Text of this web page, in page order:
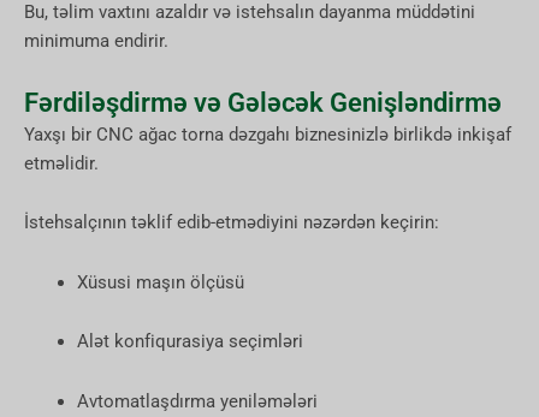
Bu, təlim vaxtını azaldır və istehsalın dayanma müddətini
minimuma endirir.
Fərdiləşdirmə və Gələcək Genişləndirmə
Yaxşı bir CNC ağac torna dəzgahı biznesinizlə birlikdə inkişaf
etməlidir.
İstehsalçının təklif edib-etmədiyini nəzərdən keçirin:
Xüsusi maşın ölçüsü
Alət konfiqurasiya seçimləri
Avtomatlaşdırma yeniləmələri